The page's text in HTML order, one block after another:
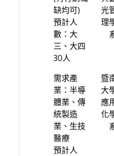
缺均可)
預計人
數：大
三、大四
30人
光
理
需求產
業：半導
體業、傳
統製造
業、生技
醫療
預計人
暨
大
應
化